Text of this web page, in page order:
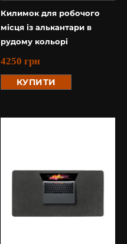
Килимок для робочого
місця із алькантари в
рудому кольорі
4250 грн
КУПИТИ